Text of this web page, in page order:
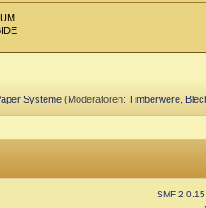
Systeme (Moderatoren:Timberwere ,
SMF 2.0.15